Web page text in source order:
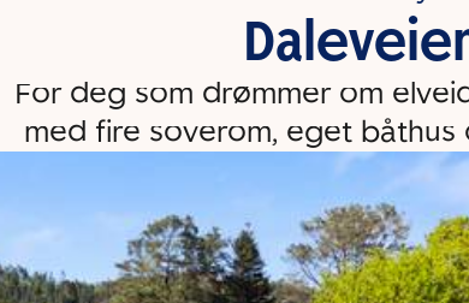
For deg som drømmer om
med fire soverom, eget